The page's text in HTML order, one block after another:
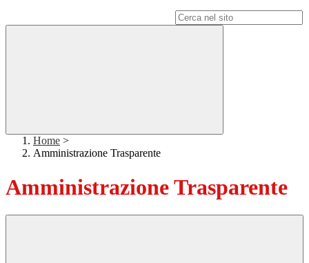
Home >
Amministrazione Trasparente
Amministrazione Trasparente